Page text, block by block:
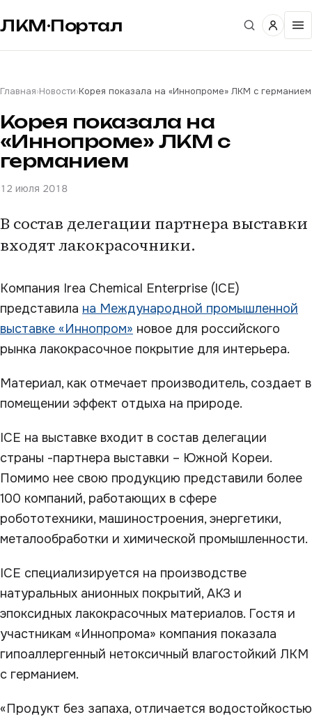
ЛКМ·Портал
Главная›Новости›Корея показала на «Иннопроме» ЛКМ с германием
Корея показала на
«Иннопроме» ЛКМ с
германием
12 июля 2018
В состав делегации партнера выставки
входят лакокрасочники.
Компания Irea Chemical Enterprise (ICE)
представила на Международной промышленной
выставке «Иннопром» новое для российского
рынка лакокрасочное покрытие для интерьера.
Материал, как отмечает производитель, создает в
помещении эффект отдыха на природе.
ICE на выставке входит в состав делегации
страны -партнера выставки – Южной Кореи.
Помимо нее свою продукцию представили более
100 компаний, работающих в сфере
робототехники, машиностроения, энергетики,
металообработки и химической промышленности.
ICE специализируется на производстве
натуральных анионных покрытий, АКЗ и
эпоксидных лакокрасочных материалов. Гостя и
участникам «Иннопрома» компания показала
гипоаллергенный нетоксичный влагостойкий ЛКМ
с германием.
«Продукт без запаха, отличается водостойкостью